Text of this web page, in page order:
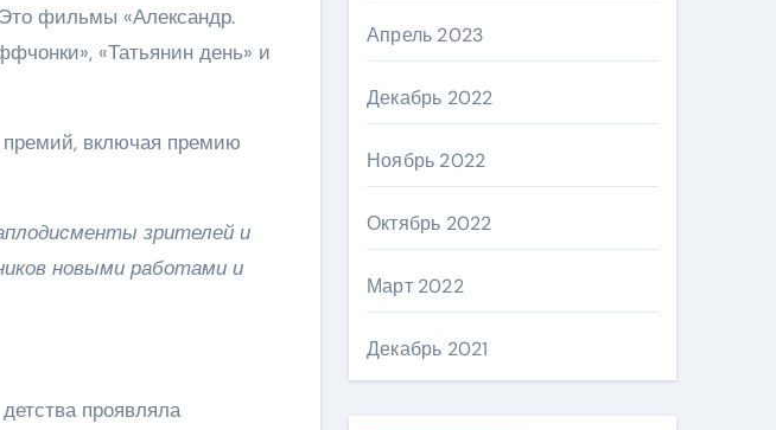
фильмы «Александр.
«Татьянин день» и
премий, включая премию
зрителей и
новыми работами и
проявляла
Апрель 2023
Декабрь 2022
Ноябрь 2022
Октябрь 2022
Март 2022
Декабрь 2021